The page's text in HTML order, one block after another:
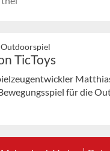
TicToys
für die